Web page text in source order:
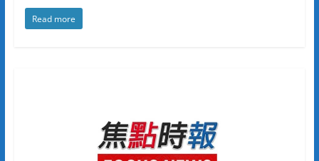
Read more